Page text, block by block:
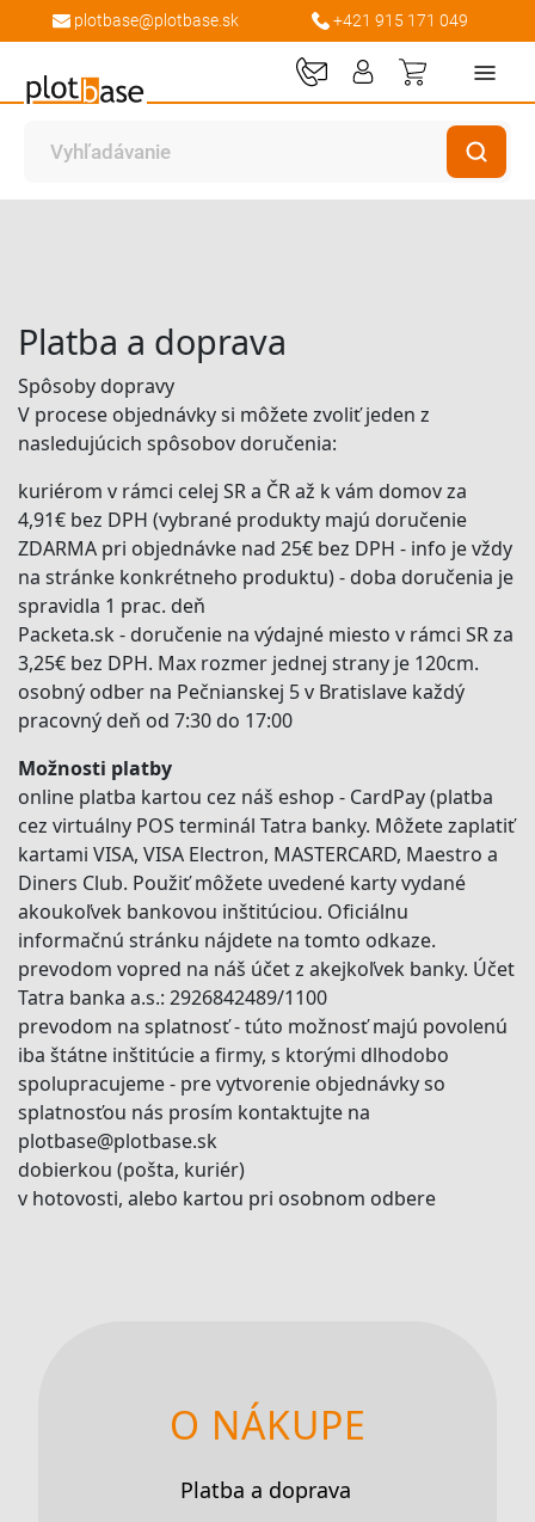
plotbase@plotbase.sk +421 915 171 049
Môj košík
Domov Platba a doprava
Platba a doprava
Spôsoby dopravy
V procese objednávky si môžete zvoliť jeden z
nasledujúcich spôsobov doručenia:
kuriérom v rámci celej SR a ČR až k vám domov za
4,91€ bez DPH (vybrané produkty majú doručenie
ZDARMA pri objednávke nad 25€ bez DPH - info je vždy
na stránke konkrétneho produktu) - doba doručenia je
spravidla 1 prac. deň
Packeta.sk - doručenie na výdajné miesto v rámci SR za
3,25€ bez DPH. Max rozmer jednej strany je 120cm.
osobný odber na Pečnianskej 5 v Bratislave každý
pracovný deň od 7:30 do 17:00
Možnosti platby
online platba kartou cez náš eshop - CardPay (platba
cez virtuálny POS terminál Tatra banky. Môžete zaplatiť
kartami VISA, VISA Electron, MASTERCARD, Maestro a
Diners Club. Použiť môžete uvedené karty vydané
akoukoľvek bankovou inštitúciou. Oficiálnu
informačnú stránku nájdete na tomto odkaze.
prevodom vopred na náš účet z akejkoľvek banky. Účet
Tatra banka a.s.: 2926842489/1100
prevodom na splatnosť - túto možnosť majú povolenú
iba štátne inštitúcie a firmy, s ktorými dlhodobo
spolupracujeme - pre vytvorenie objednávky so
splatnosťou nás prosím kontaktujte na
plotbase@plotbase.sk
dobierkou (pošta, kuriér)
v hotovosti, alebo kartou pri osobnom odbere
O NÁKUPE
Platba a doprava